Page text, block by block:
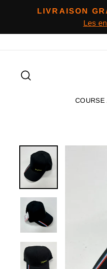
LIVRAISON
Les
COURSE